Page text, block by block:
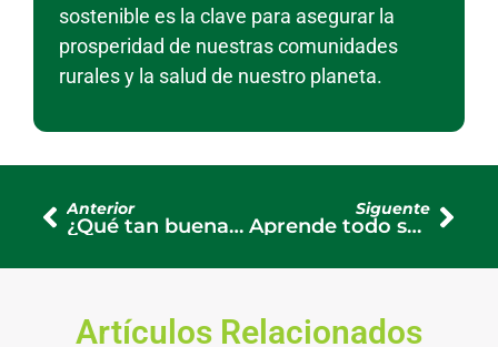
sostenible es la clave para asegurar la
prosperidad de nuestras comunidades
rurales y la salud de nuestro planeta.
Anterior
¿Qué tan buena es la Guadañadora Shindaiwa? Calidad y Rendimiento
Siguente
Aprende todo sobre la Balanza Electrónica para la Agroindustria
Artículos Relacionados